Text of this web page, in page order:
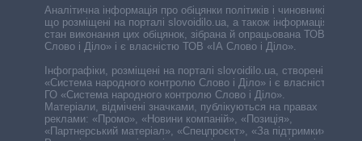
Аналітична інформація про обіцянки політиків і чиновників,
що розміщені на порталі slovoidilo.ua, а також інформація про
стан виконання цих обіцянок, зібрана й опрацьована ТОВ «ІА
Слово і Діло» і є власністю ТОВ «ІА Слово і Діло».
Інфографіки, розміщені на порталі slovoidilo.ua, створені ГО
«Система народного контролю Слово і Діло» і є власністю
ГО «Система народного контролю Слово і Діло».
Матеріали, відмічені значками, публікуються на правах
реклами: «Промо», «Новини компаній», «Позиція»,
«Партнерський матеріал», «Спецпроєкт», «За підтримки».